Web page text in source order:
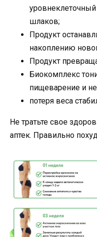
шлаков;
Продукт
накоплению
Продукт
Биокомплекс
пищеварение и
потеря веса
Не тратьте свое
аптек. Правильно